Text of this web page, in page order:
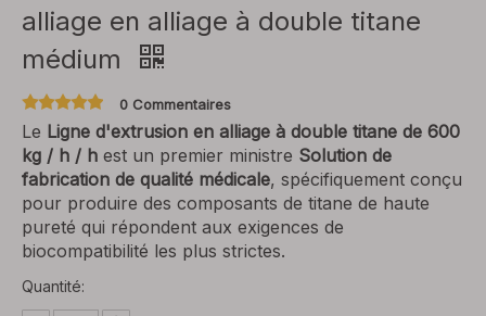
alliage en alliage à double titane
médium
0 Commentaires
Le Ligne d'extrusion en alliage à double titane de 600
kg / h / h est un premier ministre Solution de
fabrication de qualité médicale, spécifiquement conçu
pour produire des composants de titane de haute
pureté qui répondent aux exigences de
biocompatibilité les plus strictes.
Quantité: